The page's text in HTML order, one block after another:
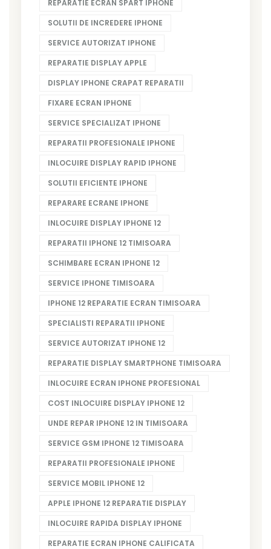
REPARATIE ECRAN SPART IPHONE
SOLUTII DE INCREDERE IPHONE
SERVICE AUTORIZAT IPHONE
REPARATIE DISPLAY APPLE
DISPLAY IPHONE CRAPAT REPARATII
FIXARE ECRAN IPHONE
SERVICE SPECIALIZAT IPHONE
REPARATII PROFESIONALE IPHONE
INLOCUIRE DISPLAY RAPID IPHONE
SOLUTII EFICIENTE IPHONE
REPARARE ECRANE IPHONE
INLOCUIRE DISPLAY IPHONE 12
REPARATII IPHONE 12 TIMISOARA
SCHIMBARE ECRAN IPHONE 12
SERVICE IPHONE TIMISOARA
IPHONE 12 REPARATIE ECRAN TIMISOARA
SPECIALISTI REPARATII IPHONE
SERVICE AUTORIZAT IPHONE 12
REPARATIE DISPLAY SMARTPHONE TIMISOARA
INLOCUIRE ECRAN IPHONE PROFESIONAL
COST INLOCUIRE DISPLAY IPHONE 12
UNDE REPAR IPHONE 12 IN TIMISOARA
SERVICE GSM IPHONE 12 TIMISOARA
REPARATII PROFESIONALE IPHONE
SERVICE MOBIL IPHONE 12
APPLE IPHONE 12 REPARATIE DISPLAY
INLOCUIRE RAPIDA DISPLAY IPHONE
REPARATIE ECRAN IPHONE CALIFICATA